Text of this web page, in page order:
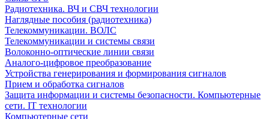
Радиотехника. ВЧ и СВЧ технологии
Наглядные пособия (радиотехника)
Телекоммуникации. ВОЛС
Телекоммуникации и системы связи
Волоконно-оптические линии связи
Аналого-цифровое преобразование
Устройства генерирования и формирования сигналов
Прием и обработка сигналов
Защита информации и системы безопасности. Компьютерные
сети. IT технологии
Компьютерные сети